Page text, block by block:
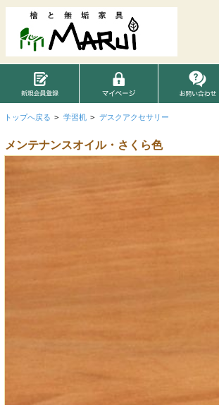
トップへ戻る > 学習机 > デスクアクセサリー
メンテナンスオイル・さくら色